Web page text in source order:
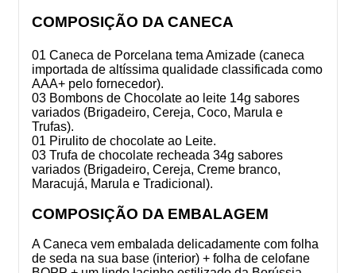
COMPOSIÇÃO DA CANECA
01 Caneca de Porcelana tema Amizade (caneca
importada de altíssima qualidade classificada como
AAA+ pelo fornecedor).
03 Bombons de Chocolate ao leite 14g sabores
variados (Brigadeiro, Cereja, Coco, Marula e
Trufas).
01 Pirulito de chocolate ao Leite.
03 Trufa de chocolate recheada 34g sabores
variados (Brigadeiro, Cereja, Creme branco,
Maracujá, Marula e Tradicional).
COMPOSIÇÃO DA EMBALAGEM
A Caneca vem embalada delicadamente com folha
de seda na sua base (interior) + folha de celofane